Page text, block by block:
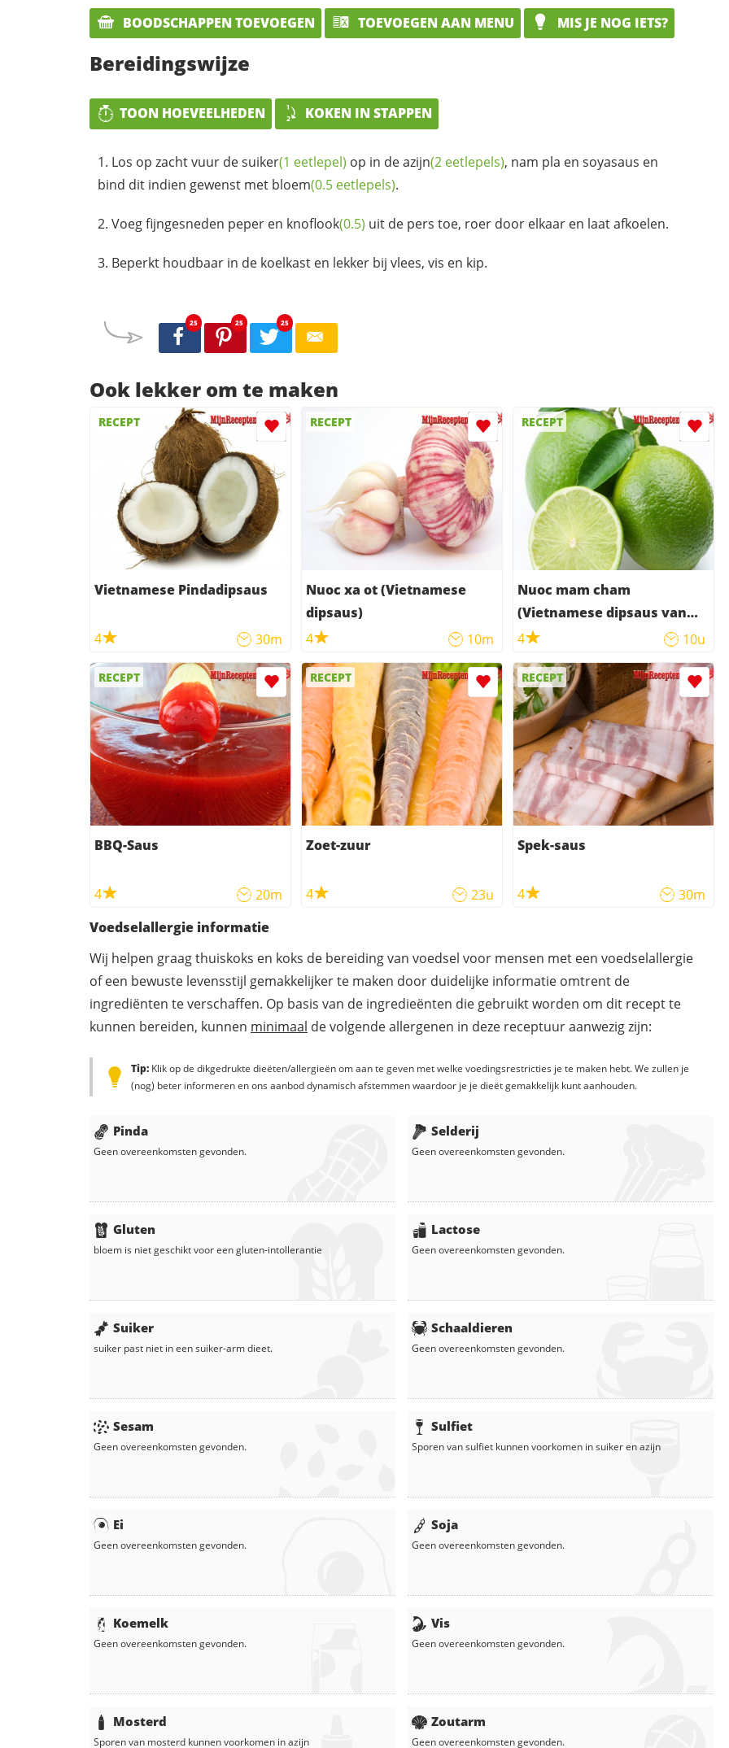
BOODSCHAPPEN TOEVOEGEN TOEVOEGEN AAN MENU MIS JE NOG IETS?
Bereidingswijze
TOON HOEVEELHEDEN KOKEN IN STAPPEN
Los op zacht vuur desuiker(1 eetlepel) op in deazijn(2 eetlepels), nam pla en soyasaus en
bind dit indien gewenst met bloem(0.5 eetlepels).
Voeg fijngesneden peper en knoflook(0.5) uit de pers toe, roer door elkaar en laat afkoelen.
Beperkt houdbaar in de koelkast en lekker bij vlees, vis en kip.
25 25 25
Ook lekker om te maken
RECEPT
Vietnamese Pindadipsaus
4 30m
RECEPT
Nuoc xa ot (Vietnamese
dipsaus)
4
10m
RECEPT
Nuoc mam cham
(Vietnamese dipsaus van
vissaus)
4 10u
RECEPT
BBQ-Saus
4 20m
RECEPT
Zoet-zuur
4 23u
RECEPT
Spek-saus
4
30m
Voedselallergie informatie
Wij helpen graag thuiskoks en koks de bereiding van voedsel voor mensen met een voedselallergie
of een bewuste levensstijl gemakkelijker te maken door duidelijke informatie omtrent de
ingrediënten te verschaffen. Op basis van de ingredieënten die gebruikt worden om dit recept te
kunnen bereiden, kunnen minimaal de volgende allergenen in deze receptuur aanwezig zijn:
Tip: Klik op de dikgedrukte dieëten/allergieën om aan te geven met welke voedingsrestricties je te maken hebt. We zullen je
(nog) beter informeren en ons aanbod dynamisch afstemmen waardoor je je dieët gemakkelijk kunt aanhouden.
Pinda
Geen overeenkomsten gevonden.
Gluten
bloem is niet geschikt voor een gluten-intollerantie
Suiker
suiker past niet in een suiker-arm dieet.
Sesam
Geen overeenkomsten gevonden.
Ei
Geen overeenkomsten gevonden.
Koemelk
Geen overeenkomsten gevonden.
Mosterd
Sporen van mosterd kunnen voorkomen inazijn
Selderij
Geen overeenkomsten gevonden.
Lactose
Geen overeenkomsten gevonden.
Schaaldieren
Geen overeenkomsten gevonden.
Sulfiet
Sporen van sulfiet kunnen voorkomen insuikerenazijn
Soja
Geen overeenkomsten gevonden.
Vis
Geen overeenkomsten gevonden.
Zoutarm
Geen overeenkomsten gevonden.